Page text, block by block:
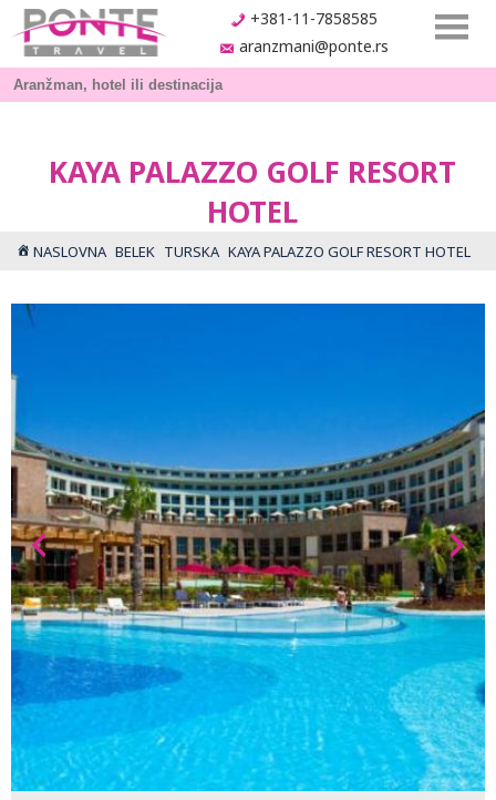
+381-11-7858585
aranzmani@ponte.rs
KAYA PALAZZO GOLF RESORT
HOTEL
NASLOVNA BELEK TURSKA KAYA PALAZZO GOLF RESORT HOTEL